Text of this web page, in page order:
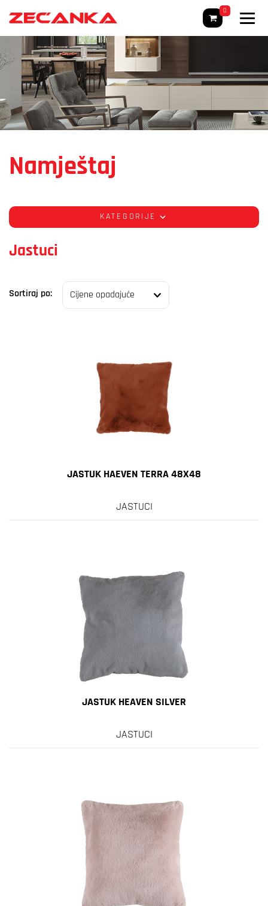
0
Namještaj
KATEGORIJE
Jastuci
Sortiraj po:
JASTUK HAEVEN TERRA 48X48
JASTUCI
JASTUK HEAVEN SILVER
JASTUCI